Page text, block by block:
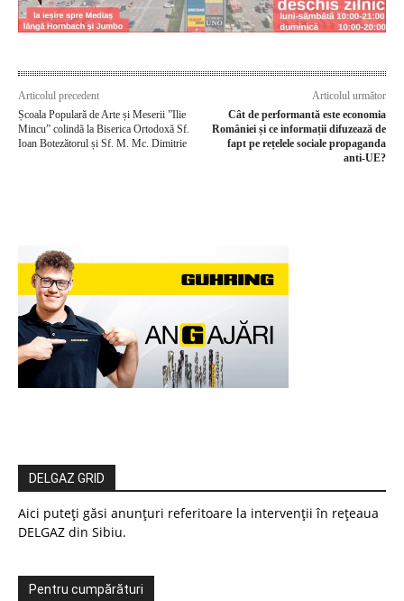
Articolul precedent
Școala Populară de Arte și Meserii ”Ilie
Mincu” colindă la Biserica Ortodoxă Sf.
Ioan Botezătorul și Sf. M. Mc. Dimitrie
Articolul următor
Cât de performantă este economia
României și ce informații difuzează de
fapt pe rețelele sociale propaganda
anti-UE?
DELGAZ GRID
Aici puteți găsi anunțuri referitoare la intervenții în rețeaua
DELGAZ din Sibiu.
Pentru cumpărături